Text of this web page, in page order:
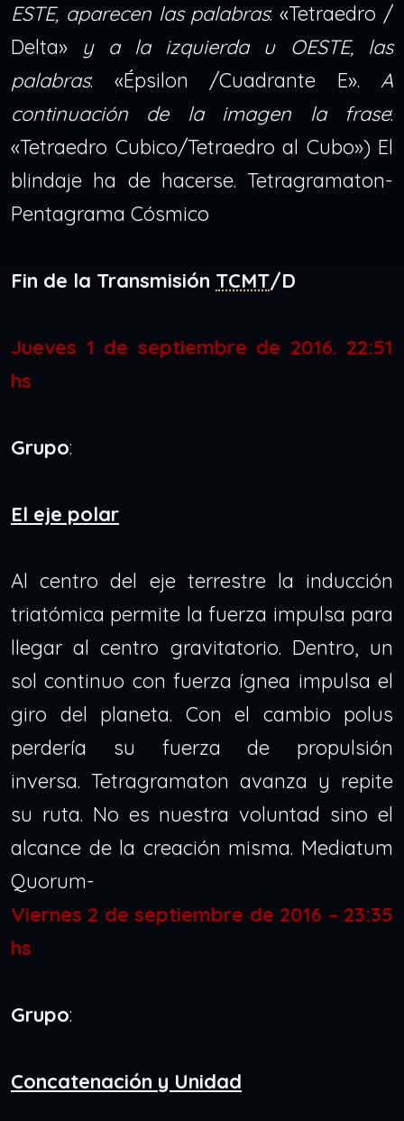
ESTE, aparecen las palabras: «Tetraedro /
Delta» y a la izquierda u OESTE, las
palabras: «Épsilon /Cuadrante E». A
continuación de la imagen la frase:
«Tetraedro Cubico/Tetraedro al Cubo») El
blindaje ha de hacerse. Tetragramaton-
Pentagrama Cósmico
Fin de la Transmisión TCMT/D
Jueves 1 de septiembre de 2016. 22:51
hs
Grupo:
El eje polar
Al centro del eje terrestre la inducción
triatómica permite la fuerza impulsa para
llegar al centro gravitatorio. Dentro, un
sol continuo con fuerza ígnea impulsa el
giro del planeta. Con el cambio polus
perdería su fuerza de propulsión
inversa. Tetragramaton avanza y repite
su ruta. No es nuestra voluntad sino el
alcance de la creación misma. Mediatum
Quorum-
Viernes 2 de septiembre de 2016 – 23:35
hs
Grupo:
Concatenación y Unidad